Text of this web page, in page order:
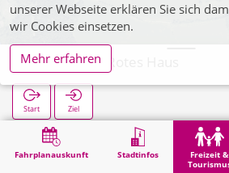
Fahrplanauskunft Stadtinfos
Freizeit &
Monschau, Rotes Haus
Start Ziel
Freizeit & Tourismus Sehenswürdigkeit Monschau,
unserer Webseite erklären Sie sich
wir Cookies einsetzen.
Mehr erfahren